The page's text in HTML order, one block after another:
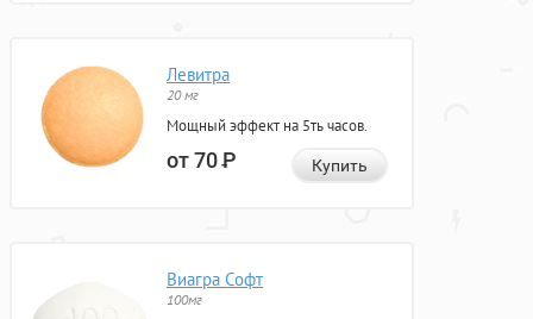
Левитра
20 мг
Мощный эффект на 5ть часов.
от 70Р Купить
Виагра Софт
100мг